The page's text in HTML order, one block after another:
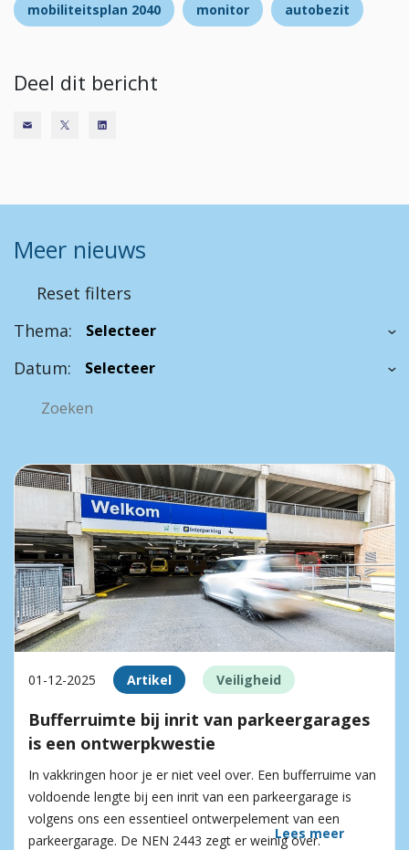
mobiliteitsplan 2040 monitor autobezit
Deel dit bericht
Meer nieuws
Reset filters
Thema:
Datum:
01-12-2025 Artikel Veiligheid
Bufferruimte bij inrit van parkeergarages
is een ontwerpkwestie
In vakkringen hoor je er niet veel over. Een bufferruime van
voldoende lengte bij een inrit van een parkeergarage is
volgens ons een essentieel ontwerpelement van een
parkeergarage. De NEN 2443 zegt er weinig over.
Lees meer